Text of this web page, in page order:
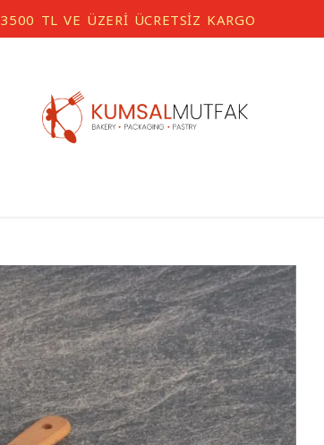
3500 TL VE ÜZERİ ÜCRETSİZ KARGO